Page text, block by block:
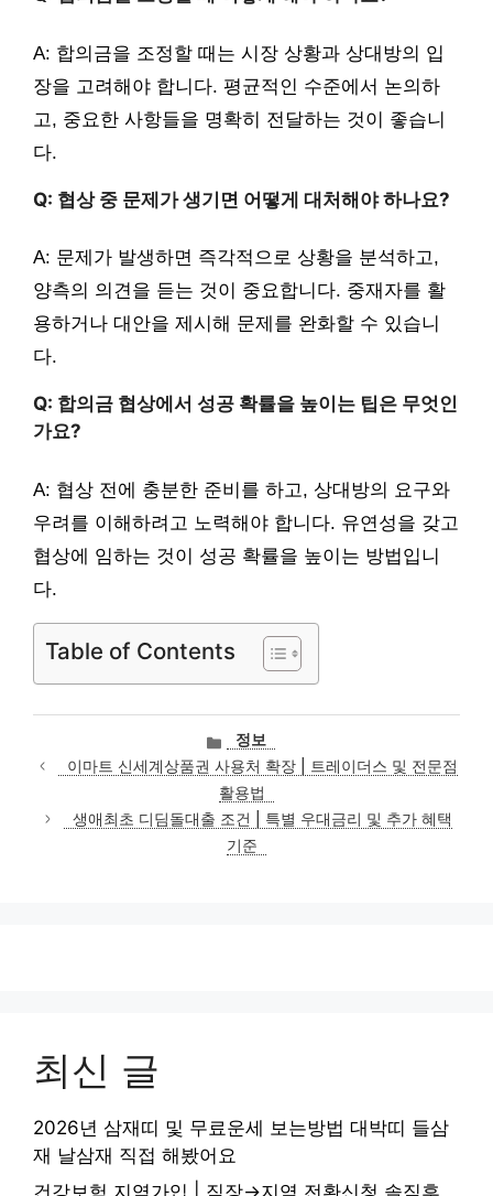
A: 합의금을 조정할 때는 시장 상황과 상대방의 입
장을 고려해야 합니다. 평균적인 수준에서 논의하
고, 중요한 사항들을 명확히 전달하는 것이 좋습니
다.
Q: 협상 중 문제가 생기면 어떻게 대처해야 하나요?
A: 문제가 발생하면 즉각적으로 상황을 분석하고,
양측의 의견을 듣는 것이 중요합니다. 중재자를 활
용하거나 대안을 제시해 문제를 완화할 수 있습니
다.
Q: 합의금 협상에서 성공 확률을 높이는 팁은 무엇인
가요?
A: 협상 전에 충분한 준비를 하고, 상대방의 요구와
우려를 이해하려고 노력해야 합니다. 유연성을 갖고
협상에 임하는 것이 성공 확률을 높이는 방법입니
다.
Table of Contents
카
테
고
리
정보
이마트 신세계상품권 사용처 확장 | 트레이더스 및 전문점
활용법
생애최초 디딤돌대출 조건 | 특별 우대금리 및 추가 혜택
기준
최신 글
2026년 삼재띠 및 무료운세 보는방법 대박띠 들삼
재 날삼재 직접 해봤어요